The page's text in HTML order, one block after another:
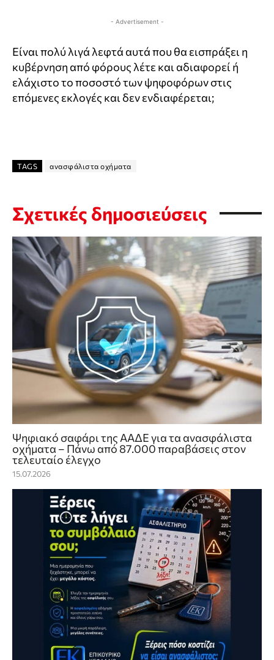
- Advertisement -
Είναι πολύ λιγά λεφτά αυτά που θα εισπράξει η
κυβέρνηση από φόρους λέτε και αδιαφορεί ή
ελάχιστο το ποσοστό των ψηφοφόρων στις
επόμενες εκλογές και δεν ενδιαφέρεται;
TAGS ανασφάλιστα οχήματα
Σχετικές δημοσιεύσεις
Ψηφιακό σαφάρι της ΑΑΔΕ για τα ανασφάλιστα
οχήματα – Πάνω από 87.000 παραβάσεις στον
τελευταίο έλεγχο
15.07.2026